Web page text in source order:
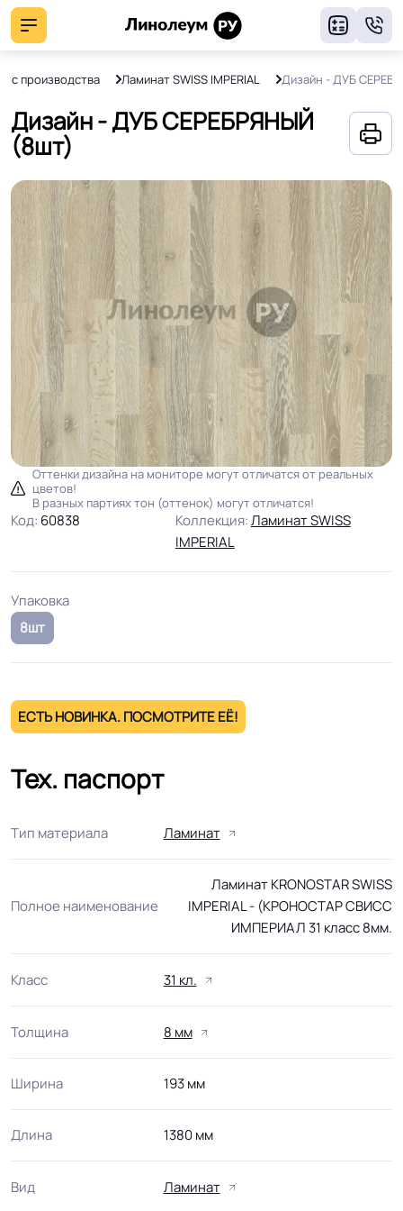
с производства Ламинат SWISS IMPERIAL Дизайн - ДУБ
Дизайн - ДУБ СЕРЕБРЯНЫЙ
(8шт)
Оттенки дизайна на мониторе могут отличатся от реальных
цветов!
В разных партиях тон (оттенок) могут отличатся!
Код: 60838 Коллекция:Ламинат SWISS
IMPERIAL
Упаковка
8шт
ЕСТЬ НОВИНКА. ПОСМОТРИТЕ ЕЁ!
Тех. паспорт
Тип материала Ламинат
Полное наименование
Ламинат KRONOSTAR SWISS
IMPERIAL - (КРОНОСТАР СВИСС
ИМПЕРИАЛ 31 класс 8мм.
Класс 31 кл.
Толщина 8 мм
Ширина 193 мм
Длина 1380 мм
Вид Ламинат